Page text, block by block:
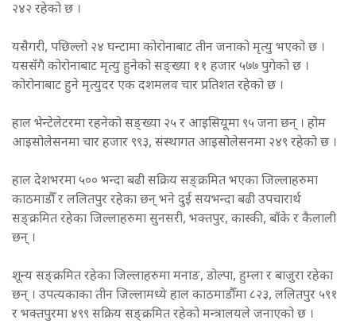
२४२ रहेको छ ।
यसैगरी, पछिल्लो २४ घन्टामा कोरोनाबाट तीन जनाको मृत्यु भएको छ ।
यससँगै कोरोनाबाट मृत्यु हुनेको सङ्ख्या ११ हजार ५७७ पुगेको छ ।
कोरोनाबाट हुने मृत्युदर एक दशमलव चार प्रतिशत रहेको छ ।
हाल भेन्टेलेटरमा रहनेको सङ्ख्या २५ र आइसियूमा ९५ जना छन् । होम
आइसोलेसनमा चार हजार ९९३, संस्थागत आइसोलेसनमा २४९ रहेको छ ।
हाल देशभरमा ५०० भन्दा बढी सक्रिय सङ्क्रमित भएका जिल्लाहरुमा
काठमाडौँ र ललितपुर रहेका छन् भने दुई सयभन्दा बढी उपचारार्थ
सङ्क्रमित रहेका जिल्लाहरुमा सुनसरी, भक्तपुर, कास्की, बाँके र कैलाली
छन् ।
शून्य सङ्क्रमित रहेका जिल्लाहरुमा मनाङ, डोल्पा, हुम्ला र बाजुरा रहेका
छन् । उपत्यकाका तीन जिल्लामध्ये हाल काठमाडौँमा ८२३, ललितपुर ५९१
र भक्तपुरमा ४९९ सक्रिय सङ्क्रमित रहेको मन्त्रालयले जनाएको छ ।